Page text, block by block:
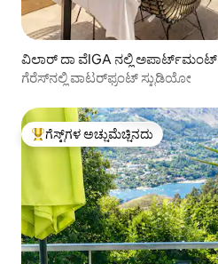
ವಿಲಾರ್ ದಾ ವೆIGA ನಲ್ಲಿ ಅಪಾರ್ಟ್‌ಮಂಟ್
ಗೆರೆಸ್‌ನಲ್ಲಿ ವಾಟರ್‌ಫ್ರಂಟ್ ಸ್ಟುಡಿಯೋ
ಗೆಸ್ಟ್‌ಗಳಿಗೆ ಅತಿ ಹೆಚ್ಚು ಅಚ್ಚುಮೆಚ್ಚಿನದು
ಗೆಸ್ಟ್‌ಗಳ ಅಚ್ಚುಮೆಚ್ಚಿನದು